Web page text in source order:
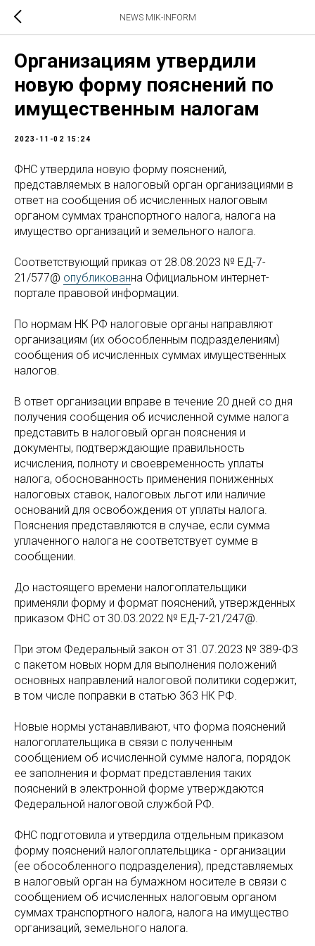
NEWS MIK-INFORM
Организациям утвердили
новую форму пояснений по
имущественным налогам
2023-11-02 15:24
ФНС утвердила новую форму пояснений,
представляемых в налоговый орган организациями в
ответ на сообщения об исчисленных налоговым
органом суммах транспортного налога, налога на
имущество организаций и земельного налога.
Соответствующий приказ от 28.08.2023 № ЕД-7-
21/577@ опубликованна Официальном интернет-
портале правовой информации.
По нормам НК РФ налоговые органы направляют
организациям (их обособленным подразделениям)
сообщения об исчисленных суммах имущественных
налогов.
В ответ организации вправе в течение 20 дней со дня
получения сообщения об исчисленной сумме налога
представить в налоговый орган пояснения и
документы, подтверждающие правильность
исчисления, полноту и своевременность уплаты
налога, обоснованность применения пониженных
налоговых ставок, налоговых льгот или наличие
оснований для освобождения от уплаты налога.
Пояснения представляются в случае, если сумма
уплаченного налога не соответствует сумме в
сообщении.
До настоящего времени налогоплательщики
применяли форму и формат пояснений, утвержденных
приказом ФНС от 30.03.2022 № ЕД-7-21/247@.
При этом Федеральный закон от 31.07.2023 № 389-ФЗ
с пакетом новых норм для выполнения положений
основных направлений налоговой политики содержит,
в том числе поправки в статью 363 НК РФ.
Новые нормы устанавливают, что форма пояснений
налогоплательщика в связи с полученным
сообщением об исчисленной сумме налога, порядок
ее заполнения и формат представления таких
пояснений в электронной форме утверждаются
Федеральной налоговой службой РФ.
ФНС подготовила и утвердила отдельным приказом
форму пояснений налогоплательщика - организации
(ее обособленного подразделения), представляемых
в налоговый орган на бумажном носителе в связи с
сообщением об исчисленных налоговым органом
суммах транспортного налога, налога на имущество
организаций, земельного налога.